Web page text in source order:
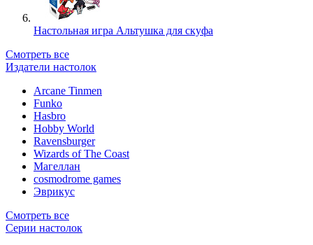
Настольная игра Альтушка для скуфа
Смотреть все
Издатели настолок
Arcane Tinmen
Funko
Hasbro
Hobby World
Ravensburger
Wizards of The Coast
Магеллан
сosmodrome games
Эврикус
Смотреть все
Серии настолок